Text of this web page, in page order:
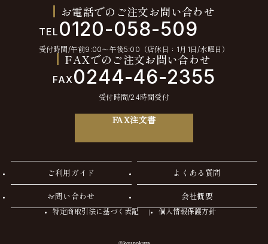
お電話でのご注文お問い合わせ
TEL 0120-058-509
受付時間/午前9:00〜午後5:00（店休日：1月1日/水曜日）
FAXでのご注文お問い合わせ
FAX 0244-46-2355
受付時間/24時間受付
FAX注文書
ご利用ガイド よくある質問
お問い合わせ 会社概要
特定商取引法に基づく表記 個人情報保護方針